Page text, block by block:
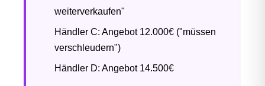
weiterverkaufen"
Händler C: Angebot 12.000€ ("müssen
verschleudern")
Händler D: Angebot 14.500€